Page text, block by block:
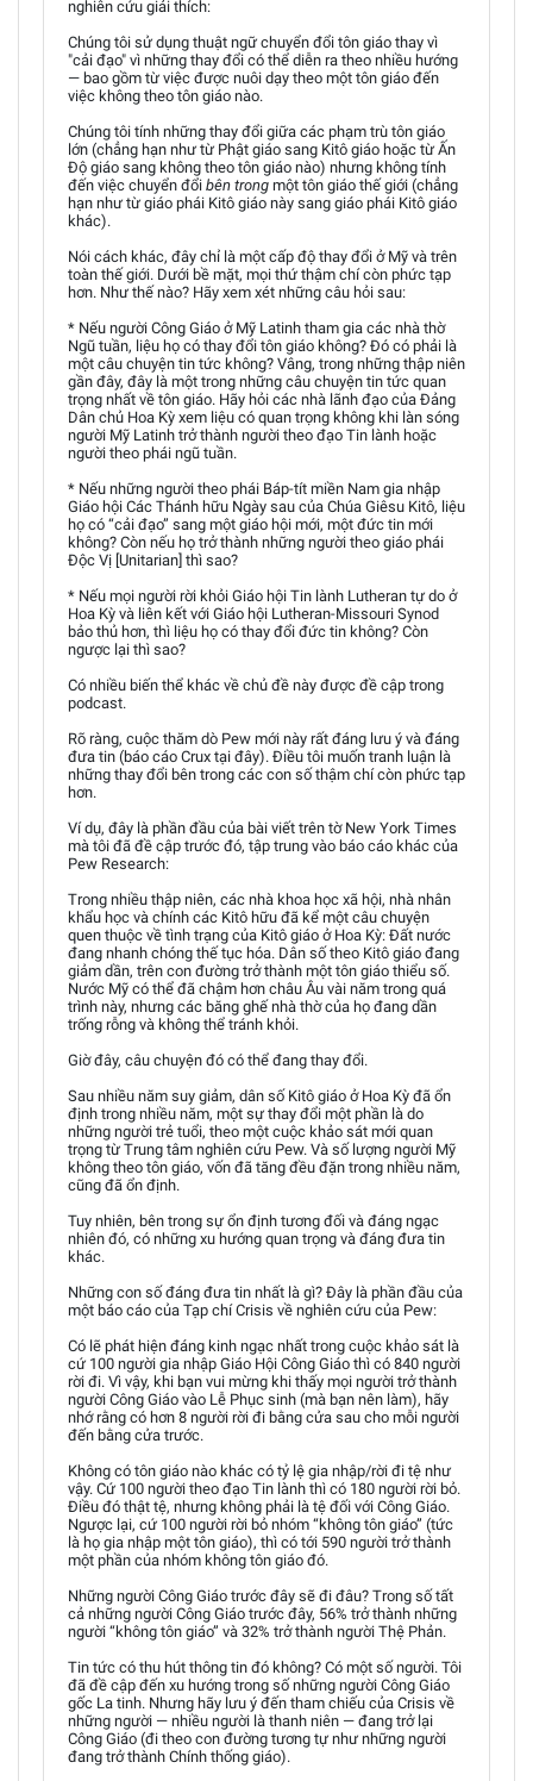
nghiên cứu giải thích:
Chúng tôi sử dụng thuật ngữ chuyển đổi tôn giáo thay vì
"cải đạo" vì những thay đổi có thể diễn ra theo nhiều hướng
— bao gồm từ việc được nuôi dạy theo một tôn giáo đến
việc không theo tôn giáo nào.
Chúng tôi tính những thay đổi giữa các phạm trù tôn giáo
lớn (chẳng hạn như từ Phật giáo sang Kitô giáo hoặc từ Ấn
Độ giáo sang không theo tôn giáo nào) nhưng không tính
đến việc chuyển đổi bên trong một tôn giáo thế giới (chẳng
hạn như từ giáo phái Kitô giáo này sang giáo phái Kitô giáo
khác).
Nói cách khác, đây chỉ là một cấp độ thay đổi ở Mỹ và trên
toàn thế giới. Dưới bề mặt, mọi thứ thậm chí còn phức tạp
hơn. Như thế nào? Hãy xem xét những câu hỏi sau:
* Nếu người Công Giáo ở Mỹ Latinh tham gia các nhà thờ
Ngũ tuần, liệu họ có thay đổi tôn giáo không? Đó có phải là
một câu chuyện tin tức không? Vâng, trong những thập niên
gần đây, đây là một trong những câu chuyện tin tức quan
trọng nhất về tôn giáo. Hãy hỏi các nhà lãnh đạo của Đảng
Dân chủ Hoa Kỳ xem liệu có quan trọng không khi làn sóng
người Mỹ Latinh trở thành người theo đạo Tin lành hoặc
người theo phái ngũ tuần.
* Nếu những người theo phái Báp-tít miền Nam gia nhập
Giáo hội Các Thánh hữu Ngày sau của Chúa Giêsu Kitô, liệu
họ có “cải đạo” sang một giáo hội mới, một đức tin mới
không? Còn nếu họ trở thành những người theo giáo phái
Độc Vị [Unitarian] thì sao?
* Nếu mọi người rời khỏi Giáo hội Tin lành Lutheran tự do ở
Hoa Kỳ và liên kết với Giáo hội Lutheran-Missouri Synod
bảo thủ hơn, thì liệu họ có thay đổi đức tin không? Còn
ngược lại thì sao?
Có nhiều biến thể khác về chủ đề này được đề cập trong
podcast.
Rõ ràng, cuộc thăm dò Pew mới này rất đáng lưu ý và đáng
đưa tin (báo cáo Crux tại đây). Điều tôi muốn tranh luận là
những thay đổi bên trong các con số thậm chí còn phức tạp
hơn.
Ví dụ, đây là phần đầu của bài viết trên tờ New York Times
mà tôi đã đề cập trước đó, tập trung vào báo cáo khác của
Pew Research:
Trong nhiều thập niên, các nhà khoa học xã hội, nhà nhân
khẩu học và chính các Kitô hữu đã kể một câu chuyện
quen thuộc về tình trạng của Kitô giáo ở Hoa Kỳ: Đất nước
đang nhanh chóng thế tục hóa. Dân số theo Kitô giáo đang
giảm dần, trên con đường trở thành một tôn giáo thiểu số.
Nước Mỹ có thể đã chậm hơn châu Âu vài năm trong quá
trình này, nhưng các băng ghế nhà thờ của họ đang dần
trống rỗng và không thể tránh khỏi.
Giờ đây, câu chuyện đó có thể đang thay đổi.
Sau nhiều năm suy giảm, dân số Kitô giáo ở Hoa Kỳ đã ổn
định trong nhiều năm, một sự thay đổi một phần là do
những người trẻ tuổi, theo một cuộc khảo sát mới quan
trọng từ Trung tâm nghiên cứu Pew. Và số lượng người Mỹ
không theo tôn giáo, vốn đã tăng đều đặn trong nhiều năm,
cũng đã ổn định.
Tuy nhiên, bên trong sự ổn định tương đối và đáng ngạc
nhiên đó, có những xu hướng quan trọng và đáng đưa tin
khác.
Những con số đáng đưa tin nhất là gì? Đây là phần đầu của
một báo cáo của Tạp chí Crisis về nghiên cứu của Pew:
Có lẽ phát hiện đáng kinh ngạc nhất trong cuộc khảo sát là
cứ 100 người gia nhập Giáo Hội Công Giáo thì có 840 người
rời đi. Vì vậy, khi bạn vui mừng khi thấy mọi người trở thành
người Công Giáo vào Lễ Phục sinh (mà bạn nên làm), hãy
nhớ rằng có hơn 8 người rời đi bằng cửa sau cho mỗi người
đến bằng cửa trước.
Không có tôn giáo nào khác có tỷ lệ gia nhập/rời đi tệ như
vậy. Cứ 100 người theo đạo Tin lành thì có 180 người rời bỏ.
Điều đó thật tệ, nhưng không phải là tệ đối với Công Giáo.
Ngược lại, cứ 100 người rời bỏ nhóm “không tôn giáo” (tức
là họ gia nhập một tôn giáo), thì có tới 590 người trở thành
một phần của nhóm không tôn giáo đó.
Những người Công Giáo trước đây sẽ đi đâu? Trong số tất
cả những người Công Giáo trước đây, 56% trở thành những
người “không tôn giáo” và 32% trở thành người Thệ Phản.
Tin tức có thu hút thông tin đó không? Có một số người. Tôi
đã đề cập đến xu hướng trong số những người Công Giáo
gốc La tinh. Nhưng hãy lưu ý đến tham chiếu của Crisis về
những người — nhiều người là thanh niên — đang trở lại
Công Giáo (đi theo con đường tương tự như những người
đang trở thành Chính thống giáo).